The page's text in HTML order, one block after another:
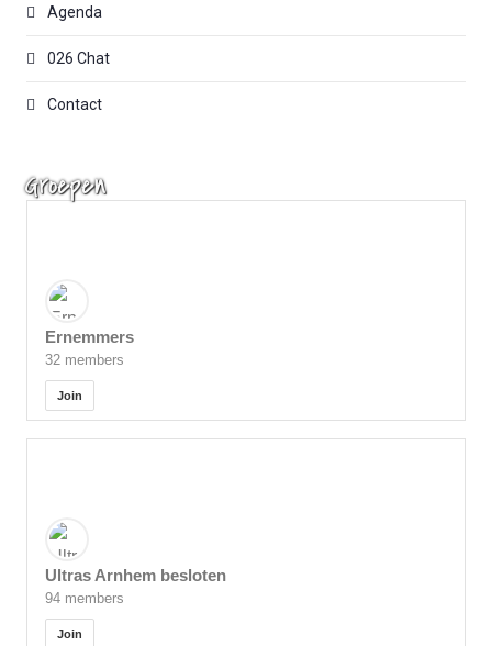
Agenda
026 Chat
Contact
Groepen
Ernemmers
32 members
Join
Ultras Arnhem besloten
94 members
Join